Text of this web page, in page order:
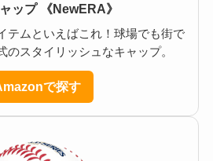
ップ 《NewERA》
テムといえばこれ！球場でも街で
のスタイリッシュなキャップ。
で探す